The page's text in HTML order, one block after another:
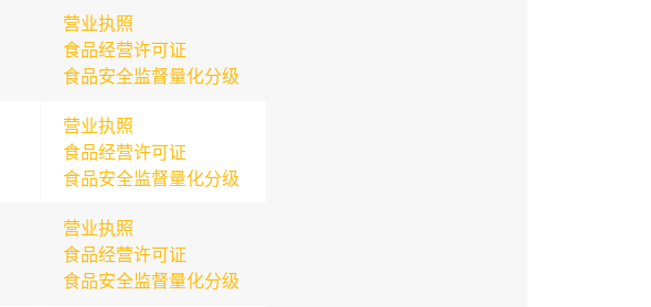
营业执照
食品经营许可证
食品安全监督量化分级
营业执照
食品经营许可证
食品安全监督量化分级
营业执照
食品经营许可证
食品安全监督量化分级